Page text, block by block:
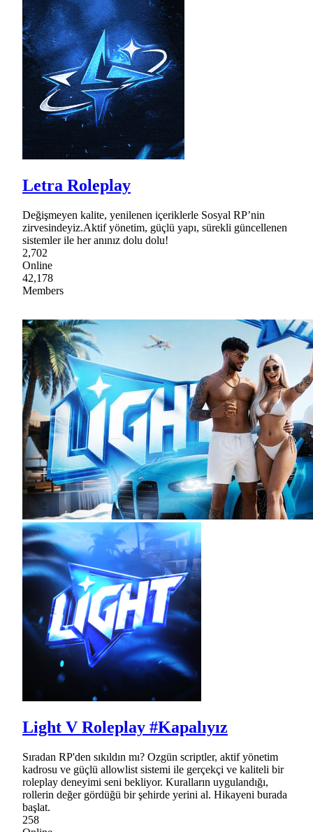
Letra Roleplay
Değişmeyen kalite, yenilenen içeriklerle Sosyal RP’nin
zirvesindeyiz.Aktif yönetim, güçlü yapı, sürekli güncellenen
sistemler ile her anınız dolu dolu!
2,702
Online
42,178
Members
Light V Roleplay #Kapalıyız
Sıradan RP'den sıkıldın mı? Ozgün scriptler, aktif yönetim
kadrosu ve güçlü allowlist sistemi ile gerçekçi ve kaliteli bir
roleplay deneyimi seni bekliyor. Kuralların uygulandığı,
rollerin değer gördüğü bir şehirde yerini al. Hikayeni burada
başlat.
258